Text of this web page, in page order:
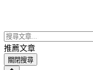
推薦文章
關閉搜尋